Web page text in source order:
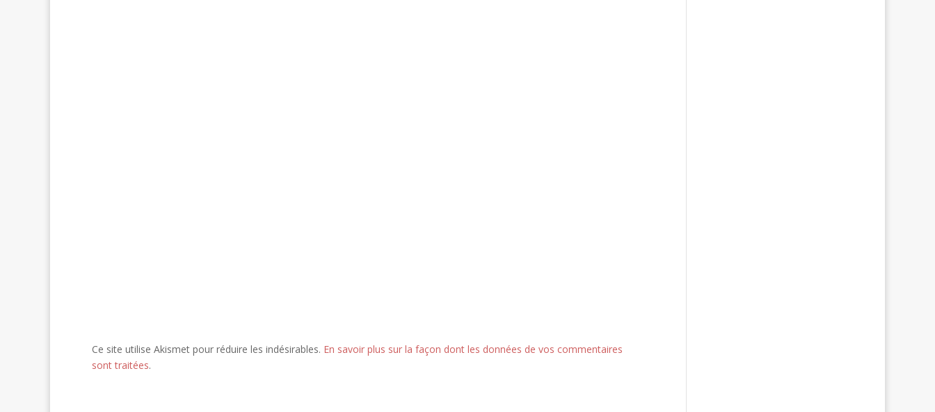
Ce site utilise Akismet pour réduire les indésirables. En savoir plus sur la façon dont les données de vos commentaires
sont traitées.